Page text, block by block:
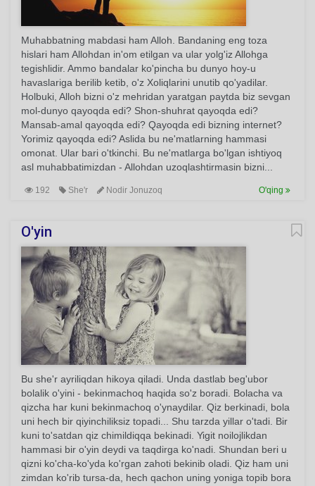
Muhabbatning mabdasi ham Alloh. Bandaning eng toza
hislari ham Allohdan in'om etilgan va ular yolg'iz Allohga
tegishlidir. Ammo bandalar ko'pincha bu dunyo hoy-u
havaslariga berilib ketib, o'z Xoliqlarini unutib qo'yadilar.
Holbuki, Alloh bizni o'z mehridan yaratgan paytda biz sevgan
mol-dunyo qayoqda edi? Shon-shuhrat qayoqda edi?
Mansab-amal qayoqda edi? Qayoqda edi bizning internet?
Yorimiz qayoqda edi? Aslida bu ne'matlarning hammasi
omonat. Ular bari o'tkinchi. Bu ne'matlarga bo'lgan ishtiyoq
asl muhabbatimizdan - Allohdan uzoqlashtirmasin bizni...
192 She'r Nodir Jonuzoq O'qing
O'yin
Bu she'r ayriliqdan hikoya qiladi. Unda dastlab beg'ubor
bolalik o'yini - bekinmachoq haqida so'z boradi. Bolacha va
qizcha har kuni bekinmachoq o'ynaydilar. Qiz berkinadi, bola
uni hech bir qiyinchiliksiz topadi... Shu tarzda yillar o'tadi. Bir
kuni to'satdan qiz chimildiqqa bekinadi. Yigit noilojlikdan
hammasi bir o'yin deydi va taqdirga ko'nadi. Shundan beri u
qizni ko'cha-ko'yda ko'rgan zahoti bekinib oladi. Qiz ham uni
zimdan ko'rib tursa-da, hech qachon uning yoniga topib bora